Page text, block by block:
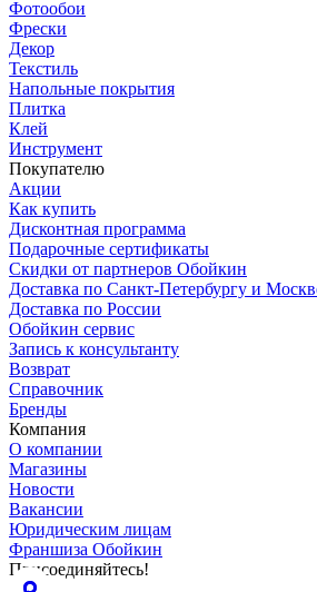
Фотообои
Фрески
Декор
Текстиль
Напольные покрытия
Плитка
Клей
Инструмент
Покупателю
Акции
Как купить
Дисконтная программа
Подарочные сертификаты
Скидки от партнеров Обойкин
Доставка по Санкт-Петербургу и
Доставка по России
Обойкин сервис
Запись к консультанту
Возврат
Справочник
Бренды
Компания
О компании
Магазины
Новости
Вакансии
Юридическим лицам
Франшиза Обойкин
Присоединяйтесь!